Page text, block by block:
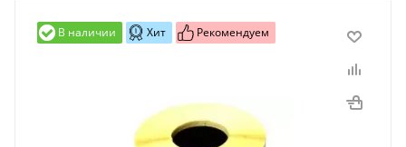
В наличии Хит Рекомендуем